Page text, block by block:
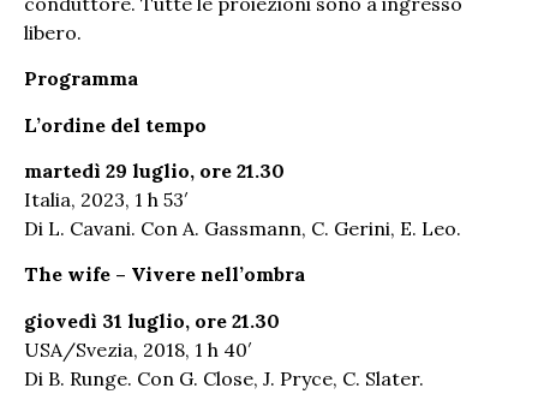
libero.
Programma
L’ordine del tempo
martedì 29 luglio, ore 21.30
Italia, 2023, 1 h 53′
Di L. Cavani. Con A. Gassmann, C. Gerini, E. Leo.
The wife – Vivere nell’ombra
giovedì 31 luglio, ore 21.30
USA/Svezia, 2018, 1 h 40′
Di B. Runge. Con G. Close, J. Pryce, C. Slater.